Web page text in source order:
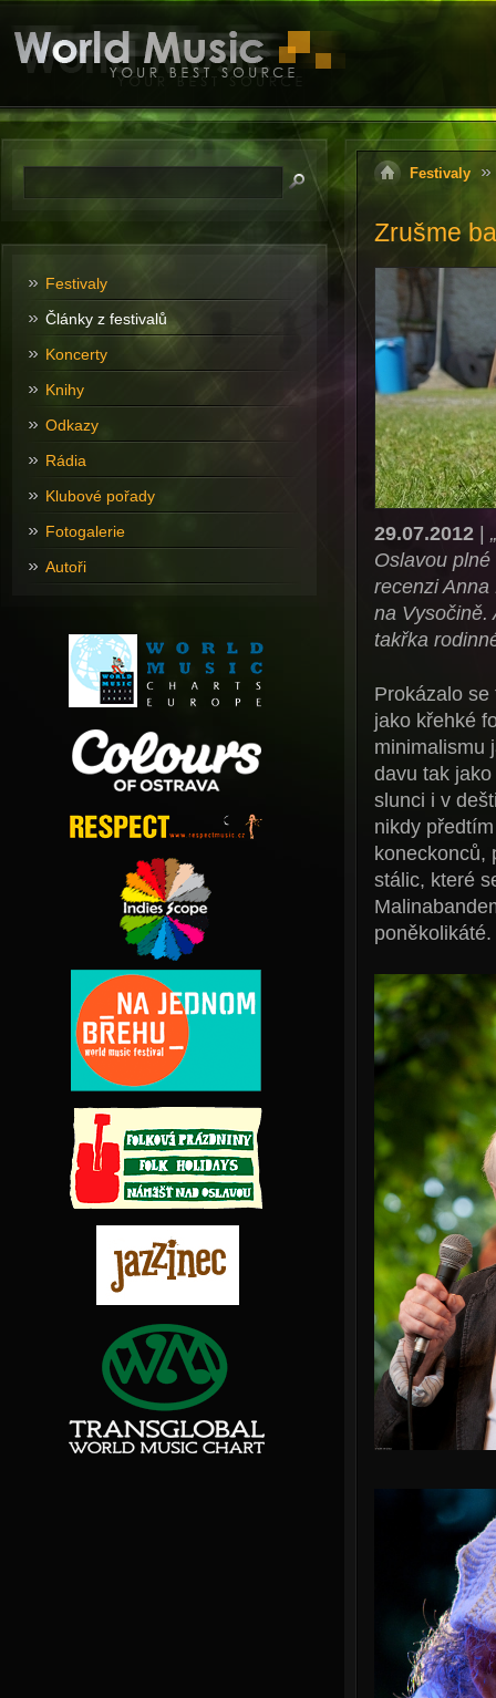
Festivaly
Zrušme
29.07.2012|
Oslavou
recenzi
na Vysočině.
takřka
Prokázalo
jako křehké
minimalismu
davu tak
slunci i v
nikdy
koneckonců,
stálic, které
poněkolikáté.
Festivaly
Články z festivalů
Koncerty
Knihy
Odkazy
Rádia
Klubové pořady
Fotogalerie
Autoři